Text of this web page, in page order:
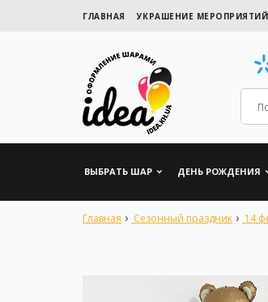
ГЛАВНАЯ УКРАШЕНИЕ МЕРОПРИЯТИЙ
ВЫБРАТЬ ШАР ДЕНЬ РОЖДЕНИЯ
Главная Сезонный праздник 14